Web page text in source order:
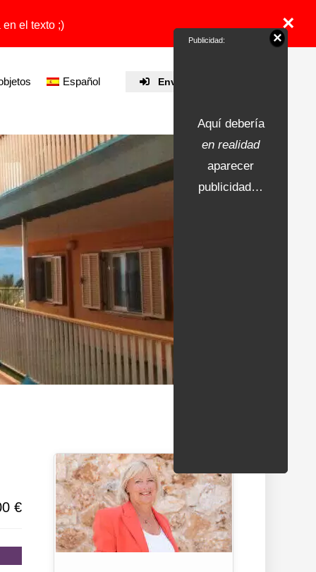
el texto ;) ×
Enviar propiedad
Español
€
Publicidad:
Aquí debería
en realidad
aparecer
publicidad…
×